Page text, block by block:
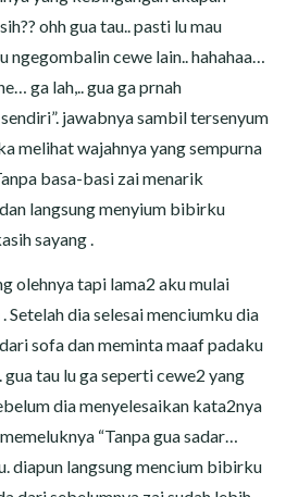
ohh gua tau.. pasti lu mau
ngegombalin cewe lain.. hahahaa…
ga lah,.. gua ga prnah
jawabnya sambil tersenyum
melihat wajahnya yang sempurna
basa-basi zai menarik
langsung menyium bibirku
sayang .
olehnya tapi lama2 aku mulai
Setelah dia selesai menciumku dia
sofa dan meminta maaf padaku
gua tau lu ga seperti cewe2 yang
dia menyelesaikan kata2nya
“Tanpa gua sadar…
diapun langsung mencium bibirku